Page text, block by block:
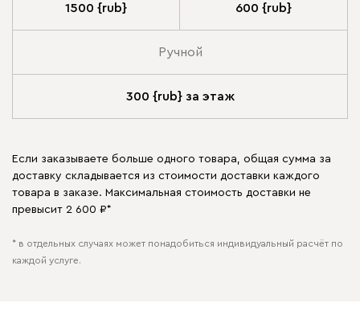
1500 {rub} 600 {rub}
Ручной
300 {rub} за этаж
Если заказываете больше одного товара, общая сумма за
доставку складывается из стоимости доставки каждого
товара в заказе. Максимальная стоимость доставки не
превысит 2 600 ₽*
* в отдельных случаях может понадобиться индивидуальный расчёт по
каждой услуге.